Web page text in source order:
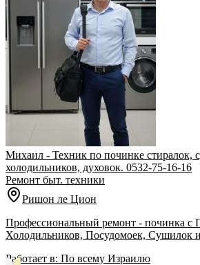
Михаил - Техник по починке стиралок,
холодильников, духовок. 0532-75-16-16
Ремонт быт. техники
Ришон ле Цион
Профессиональный ремонт - починка с
Холодильников, Посудомоек, Сушилок
Работает в: По всему Израилю